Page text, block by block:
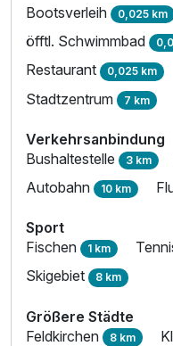
Bootsverleih 0,025 km
öfftl. Schwimmbad
Restaurant 0,025 km
Stadtzentrum 7 km
Verkehrsanbindung
Bushaltestelle 3 km
Autobahn 10 km
Sport
Fischen 1 km
Skigebiet 8 km
Größere Städte
Feldkirchen 8 km